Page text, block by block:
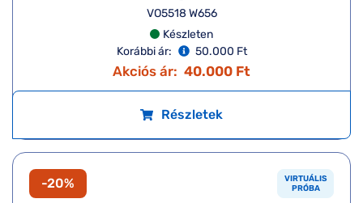
VO5518 W656
Készleten
Korábbi ár:
50.000 Ft
Akciós ár: 40.000 Ft
Részletek
-20%
VIRTUÁLIS
PRÓBA